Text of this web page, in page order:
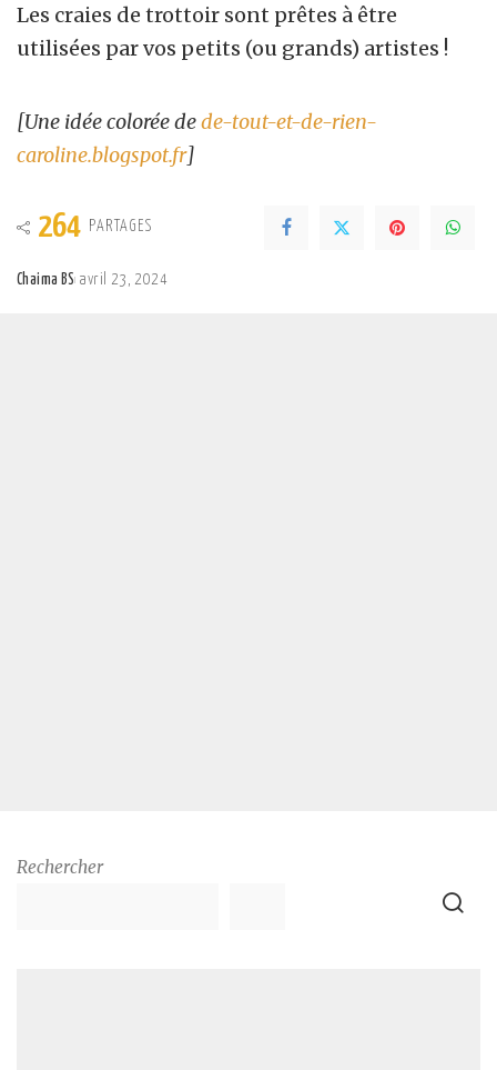
Les craies de trottoir sont prêtes à être
utilisées par vos petits (ou grands) artistes !
[Une idée colorée dede-tout-et-de-rien-
caroline.blogspot.fr]
264 PARTAGES
Chaima BS avril 23, 2024
Rechercher